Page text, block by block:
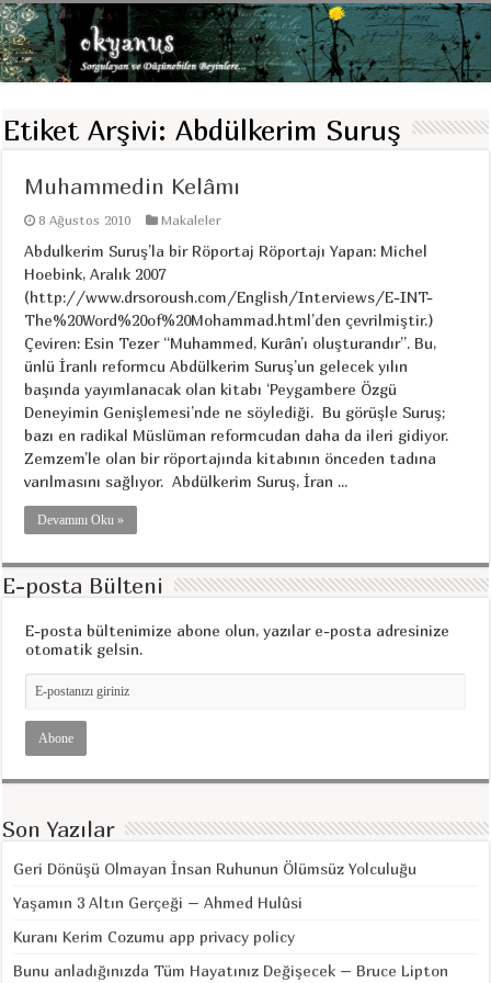
Etiket Arşivi:Abdülkerim Suruş
Muhammedin Kelâmı
8 Ağustos 2010 Makaleler
Abdulkerim Suruş’la bir Röportaj Röportajı Yapan: Michel
Hoebink, Aralık 2007
(http://www.drsoroush.com/English/Interviews/E-INT-
The%20Word%20of%20Mohammad.html’den çevrilmiştir.)
Çeviren: Esin Tezer “Muhammed, Kurân’ı oluşturandır’’. Bu,
ünlü İranlı reformcu Abdülkerim Suruş’un gelecek yılın
başında yayımlanacak olan kitabı ‘Peygambere Özgü
Deneyimin Genişlemesi’nde ne söylediği. Bu görüşle Suruş;
bazı en radikal Müslüman reformcudan daha da ileri gidiyor.
Zemzem’le olan bir röportajında kitabının önceden tadına
varılmasını sağlıyor. Abdülkerim Suruş, İran ...
Devamını Oku »
E-posta Bülteni
E-posta bültenimize abone olun, yazılar e-posta adresinize
otomatik gelsin.
Son Yazılar
Geri Dönüşü Olmayan İnsan Ruhunun Ölümsüz Yolculuğu
Yaşamın 3 Altın Gerçeği – Ahmed Hulûsi
Kuranı Kerim Cozumu app privacy policy
Bunu anladığınızda Tüm Hayatınız Değişecek – Bruce Lipton